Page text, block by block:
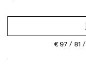
€97 81